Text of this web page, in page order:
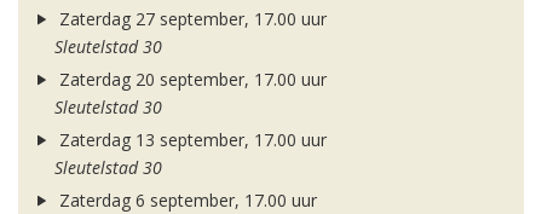
Zaterdag 27 september, 17.00 uur
Sleutelstad 30
Zaterdag 20 september, 17.00 uur
Sleutelstad 30
Zaterdag 13 september, 17.00 uur
Sleutelstad 30
Zaterdag 6 september, 17.00 uur